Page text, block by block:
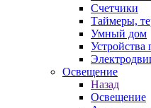
Счетчики
Таймеры,
Умный дом
Устройства
Освещение
Назад
Освещение